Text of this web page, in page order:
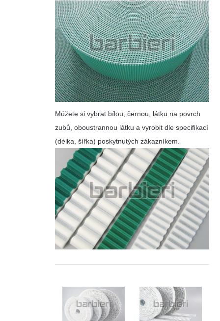
Můžete si vybrat bílou, černou, látku na povrch
zubů, oboustrannou látku a vyrobit dle specifikací
(délka, šířka) poskytnutých zákazníkem.